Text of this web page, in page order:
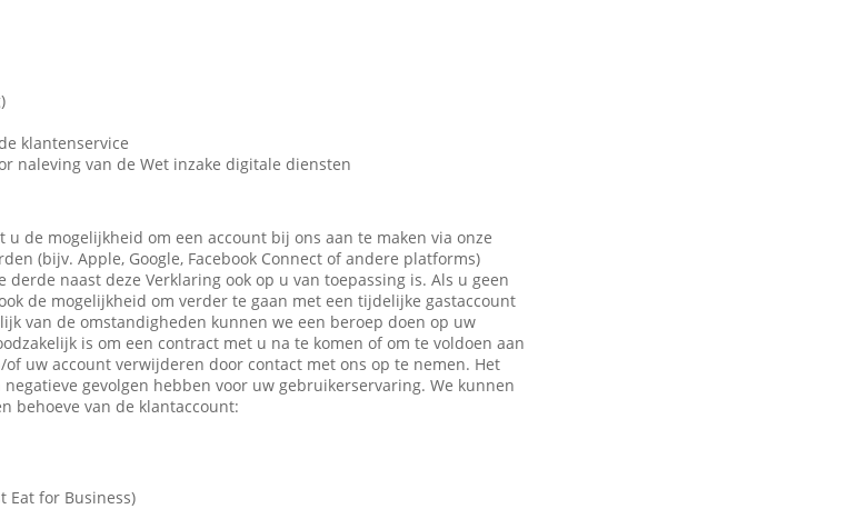
klantenservice
naleving van de Wet inzake digitale diensten
de mogelijkheid om een account bij ons aan te maken via onze
(bijv. Apple, Google, Facebook Connect of andere platforms)
naast deze Verklaring ook op u van toepassing is. Als u geen
de mogelijkheid om verder te gaan met een tijdelijke gastaccount
van de omstandigheden kunnen we een beroep doen op uw
is om een contract met u na te komen of om te voldoen aan
uw account verwijderen door contact met ons op te nemen. Het
gevolgen hebben voor uw gebruikerservaring. We kunnen
behoeve van de klantaccount:
Eat for Business)